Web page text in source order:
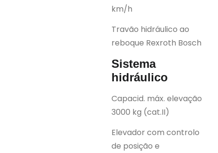
km/h
Travão hidráulico ao
reboque Rexroth Bosch
Sistema
hidráulico
Capacid. máx. elevação
3000 kg (cat.II)
Elevador com controlo
de posição e